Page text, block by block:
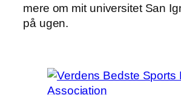
mere om mit universitet San
på ugen.